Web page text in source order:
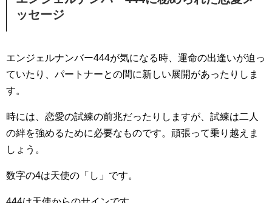
ッセージ
エンジェルナンバー444が気になる時、運命の出逢いが迫っ
ていたり、パートナーとの間に新しい展開があったりしま
す。
時には、恋愛の試練の前兆だったりしますが、試練は二人
の絆を強めるために必要なものです。頑張って乗り越えま
しょう。
数字の4は天使の「し」です。